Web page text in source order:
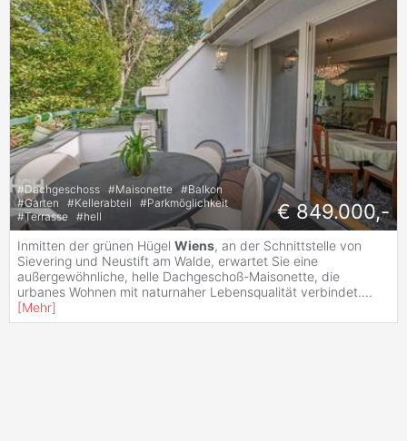
#Dachgeschoss #Maisonette #Balkon
#Garten #Kellerabteil #Parkmöglichkeit
#Terrasse #hell € 849.000,-
Inmitten der grünen Hügel Wiens, an der Schnittstelle von
Sievering und Neustift am Walde, erwartet Sie eine
außergewöhnliche, helle Dachgeschoß-Maisonette, die
urbanes Wohnen mit naturnaher Lebensqualität verbindet....
[Mehr]